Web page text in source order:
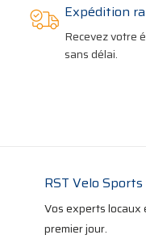
Expédition
Recevez votre
sans délai.
RST Velo Sports
Vos experts locaux
premier jour.